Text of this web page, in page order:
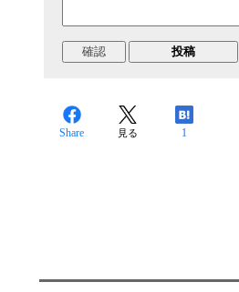
Share 見る 1